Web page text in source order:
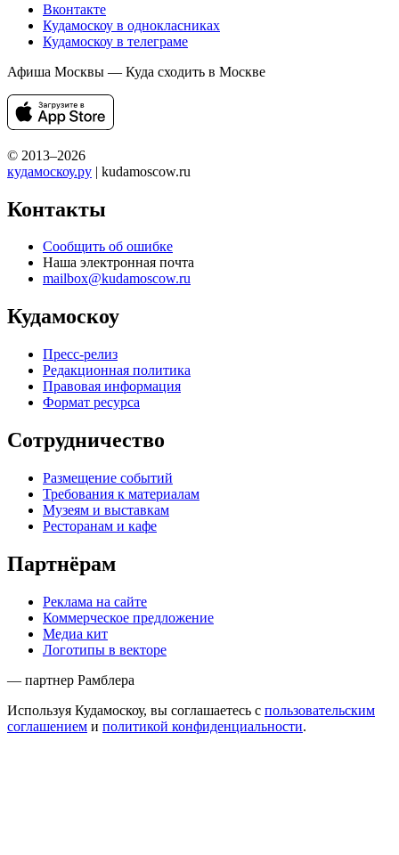
Вконтакте
Кудамоскоу в однокласниках
Кудамоскоу в телеграме
Афиша Москвы — Куда сходить в Москве
© 2013–2026
кудамоскоу.ру | kudamoscow.ru
Контакты
Сообщить об ошибке
Наша электронная почта
mailbox@kudamoscow.ru
Кудамоскоу
Пресс-релиз
Редакционная политика
Правовая информация
Формат ресурса
Сотрудничество
Размещение событий
Требования к материалам
Музеям и выставкам
Ресторанам и кафе
Партнёрам
Реклама на сайте
Коммерческое предложение
Медиа кит
Логотипы в векторе
— партнер Рамблера
Используя Кудамоскоу, вы соглашаетесь с пользовательским
соглашением и политикой конфиденциальности.